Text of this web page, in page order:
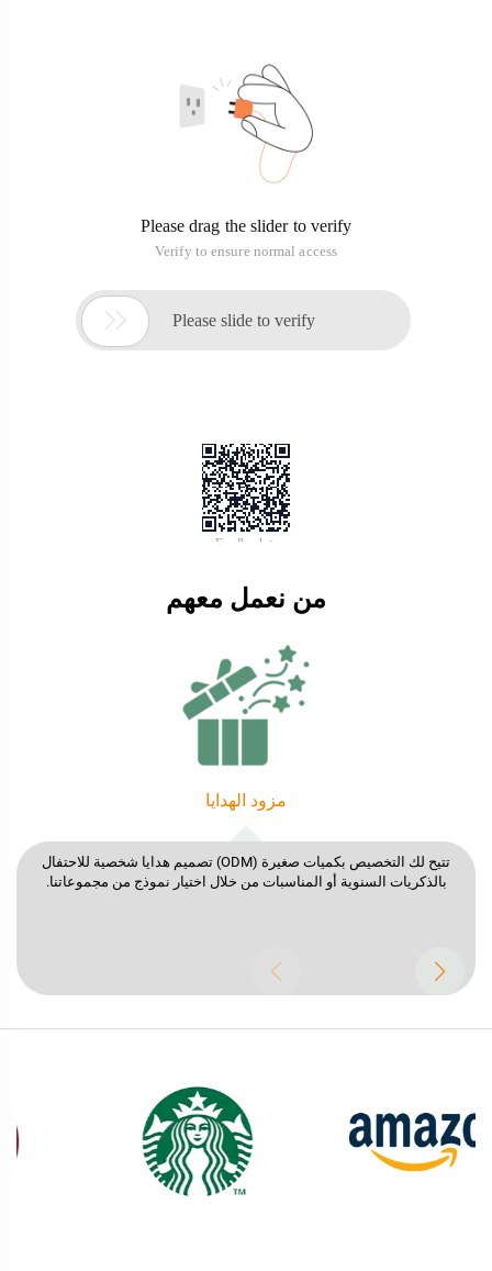
من نعمل معهم
العلامات التجارية المباشرة للمستهلك (DTC)
صمم زجاجة تامبلر فريدة وابنِ علامتك التجارية باستخدام حل YEDI'
الخاص بالإنتاج حسب الطلب (OEM) لتحويل أفكارك إلى واقع ملموس.